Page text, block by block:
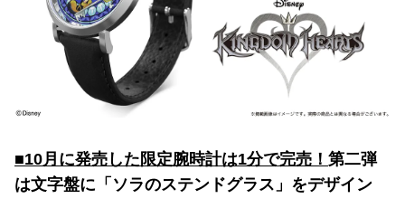
■10月に発売した限定腕時計は1分で完売！ 第二弾
は文字盤に「ソラのステンドグラス」をデザイン